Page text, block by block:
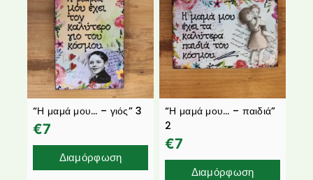
“Η μαμά μου… – γιός” 3
€7
Διαμόρφωση
“Η μαμά μου… – παιδιά”
2
€7
Διαμόρφωση